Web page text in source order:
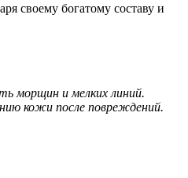
своему богатому составу и
морщин и мелких линий.
кожи после повреждений.